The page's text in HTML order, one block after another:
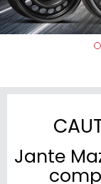
Jante